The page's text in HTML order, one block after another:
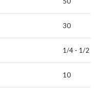
30
1/4 - 1/2
10